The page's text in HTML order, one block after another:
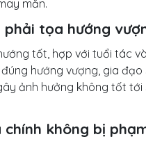
mắn.
phải tọa hướng
tốt, hợp với tuổi tác
hướng vượng, gia
ảnh hưởng không tốt
chính không bị